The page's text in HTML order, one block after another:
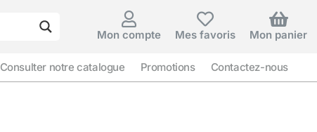
Mon compte Mes favoris Mon panier
Consulter notre catalogue Promotions Contactez-nous